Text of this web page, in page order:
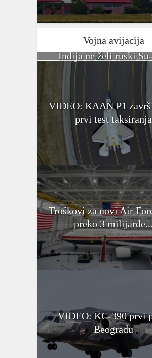
Vojna avijacija
Indija ne želi ruski
VIDEO: KAAN P1
prvi test taksiranja
Troškovi za novi Air
preko 3
VIDEO: KC-390 prvi
Beogradu